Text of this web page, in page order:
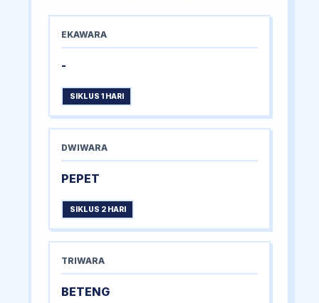
EKAWARA
-
SIKLUS 1 HARI
DWIWARA
PEPET
SIKLUS 2 HARI
TRIWARA
BETENG